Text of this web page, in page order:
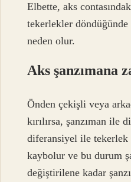
Elbette, aks
tekerlekler
neden olur.
Aks şanzımana
Önden çekişli veya
kırılırsa, şanzıman ile
diferansiyel ile tekerlek
kaybolur ve bu durum
değiştirilene kadar